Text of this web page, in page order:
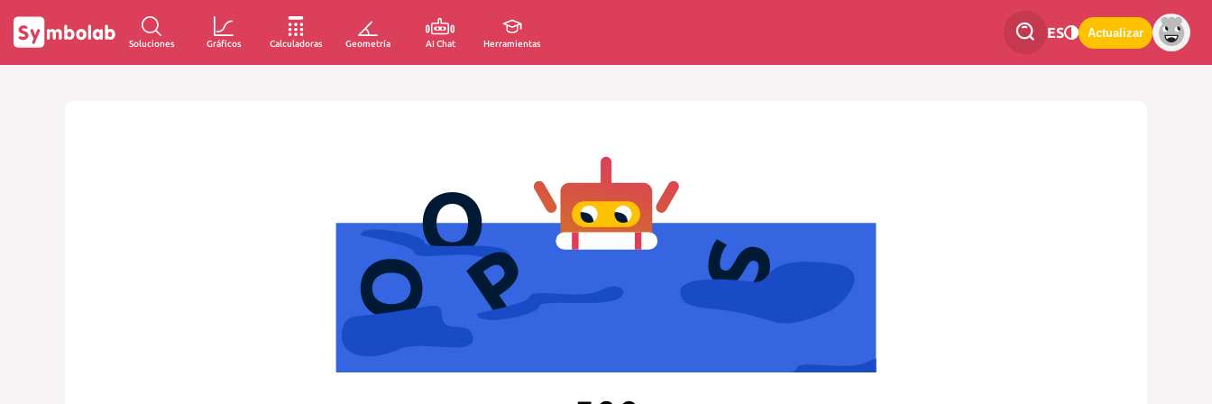
Soluciones Gráficos Calculadoras Geometría AI Chat Herramientas
ES Actualizar